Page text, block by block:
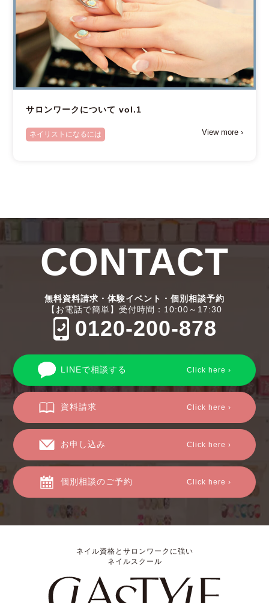
サロンワークについて vol.1
ネイリストになるには View more ›
CONTACT
無料資料請求・体験イベント・個別相談予約
【お電話で簡単】受付時間：10:00～17:30
0120-200-878
LINEで相談する Click here ›
資料請求 Click here ›
お申し込み Click here ›
個別相談のご予約 Click here ›
ネイル資格とサロンワークに強い
ネイルスクール